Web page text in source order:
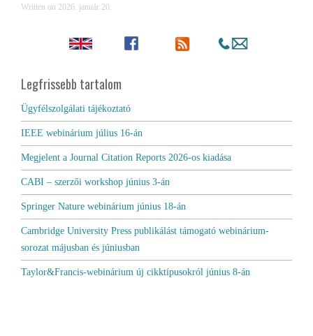
Written on 2026. január 20.
Legfrissebb tartalom
Ügyfélszolgálati tájékoztató
IEEE webinárium július 16-án
Megjelent a Journal Citation Reports 2026-os kiadása
CABI – szerzői workshop június 3-án
Springer Nature webinárium június 18-án
Cambridge University Press publikálást támogató webinárium-
sorozat májusban és júniusban
Taylor&Francis-webinárium új cikktípusokról június 8-án